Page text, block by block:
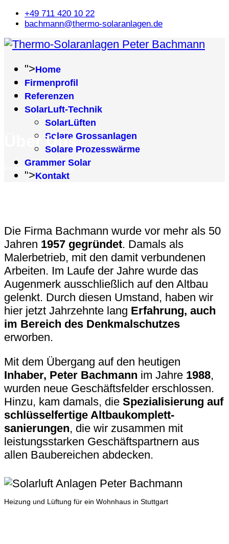
+49 711 420 10 22
bachmann@thermo-solaranlagen.de
">Home
Firmenprofil
Referenzen
SolarLuft-Technik
SolarLüften
Solare Grossanlagen
Solare Prozesswärme
Grammer Solar
">Kontakt
Über Uns
Firmenprofil | Historie
Die Firma Bachmann wurde vor mehr als 50
Jahren 1957 gegründet. Damals als
Malerbetrieb, mit den damit verbundenen
Arbeiten. Im Laufe der Jahre wurde das
Augenmerk ausschließlich auf den Altbau
gelenkt. Durch diesen Umstand, haben wir
hier jetzt Jahrzehnte lang Erfahrung, auch
im Bereich des Denkmalschutzes
erworben.
Mit dem Übergang auf den heutigen
Inhaber, Peter Bachmann im Jahre 1988,
wurden neue Geschäfts­felder erschlossen.
Hinzu, kam damals, die Spe­zia­li­sierung auf
schlüsselfertige Altbau­komplett­
sanierungen, die wir zusammen mit
leistungs­starken Geschäfts­partnern aus
allen Bau­bereichen abdecken.
Heizung und Lüftung für ein Wohnhaus in Stuttgart